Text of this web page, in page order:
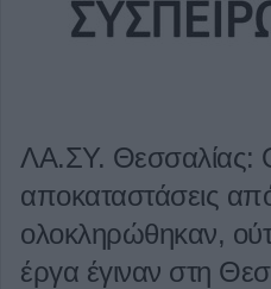
ΛΑ.ΣΥ. Θεσσαλίας:
αποκαταστάσεις
ολοκληρώθηκαν,
έργα έγιναν στη